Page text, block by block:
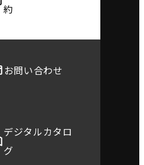
約
お問い合わせ
デジタルカタロ
グ